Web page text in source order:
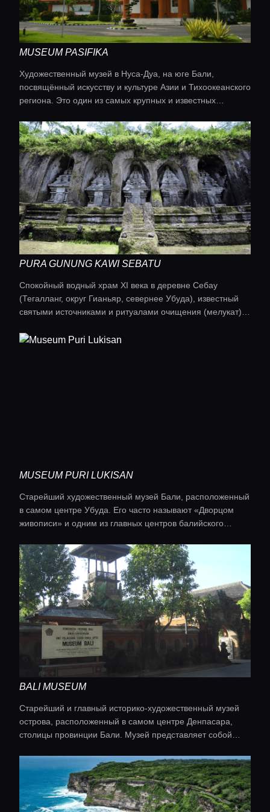
Главная
Локации
Гиды
Консьерж сервис
Lifestyle журнал
MUSEUM PASIFIKA
Художественный музей в Нуса‑Дуа, на юге Бали,
посвящённый искусству и культуре Азии и Тихоокеанского
региона. Это один из самых крупных и известных
альтернатива пляжному отдыху.
PURA GUNUNG KAWI SEBATU
Спокойный водный храм XI века в деревне Себау
(Тегалланг, округ Гианьяр, севернее Убуда), известный
святыми источниками и ритуалами очищения (мелукат).
святилищами Вишну.
MUSEUM PURI LUKISAN
Старейший художественный музей Бали, расположенный
в самом центре Убуда. Его часто называют «Дворцом
живописи» и одним из главных центров балийского
BALI MUSEUM
Старейший и главный историко‑художественный музей
острова, расположенный в самом центре Денпасара,
столицы провинции Бали. Музей представляет собой
павильонов в стиле дворцовой архитектуры, с
внутренним двором и высокими воротами «чанди
бентар». Экспозиция раскрывает историю и культуру
Бали с древних времён.